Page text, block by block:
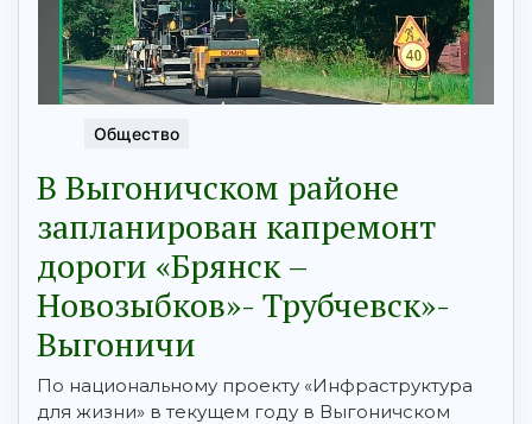
Общество
В Выгоничском районе
запланирован капремонт
дороги «Брянск –
Новозыбков»- Трубчевск»-
Выгоничи
По национальному проекту «Инфраструктура
для жизни» в текущем году в Выгоничском